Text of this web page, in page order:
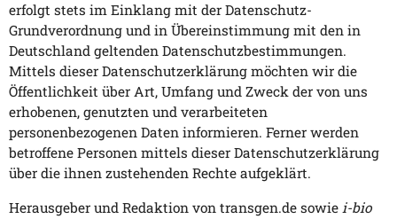
erfolgt stets im Einklang mit der Datenschutz-
Grundverordnung und in Übereinstimmung mit den in
Deutschland geltenden Datenschutzbestimmungen.
Mittels dieser Datenschutzerklärung möchten wir die
Öffentlichkeit über Art, Umfang und Zweck der von uns
erhobenen, genutzten und verarbeiteten
personenbezogenen Daten informieren. Ferner werden
betroffene Personen mittels dieser Datenschutzerklärung
über die ihnen zustehenden Rechte aufgeklärt.
Herausgeber und Redaktion von transgen.de sowie i-bio